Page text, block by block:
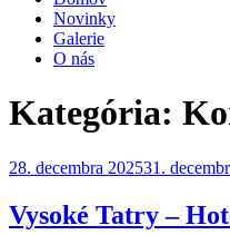
Novinky
Galerie
O nás
Kategória:
Publikované
28. decembra 202531.
Vysoké Tatry –